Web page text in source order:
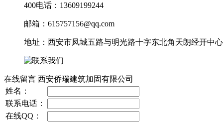
400电话：13609199244
邮箱：615757156@qq.com
地址：西安市凤城五路与明光路十字东北角天朗经开中
在线留言 西安侨瑞建筑加固有限公司
姓名：
联系电话：
在线QQ：